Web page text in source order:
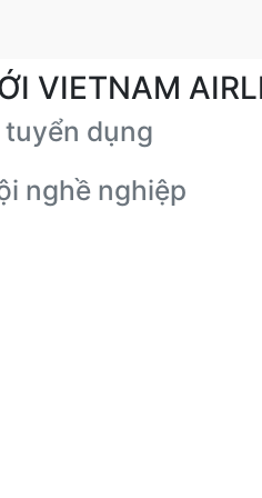
VIETNAM
dụng
nghề nghiệp